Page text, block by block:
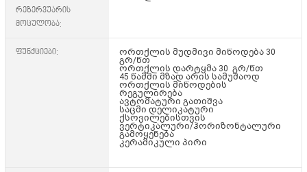
რეზერვუარის
მოცულობა:
ფუნქციები:
ორთქლის მუდმივი მიწოდება 30
გრ/წთ
ორთქლის დარტყმა 30 გრ/წთ
45 წამში მზად არის სამუშაოდ
ორთქლის მიწოდების
რეგულირება
ავტომატური გათიშვა
საცმი დელიკატური
ქსოვილებისთვის
ვერტიკალური/ჰორიზონტალური
გამოყენება
კერამიკული პირი